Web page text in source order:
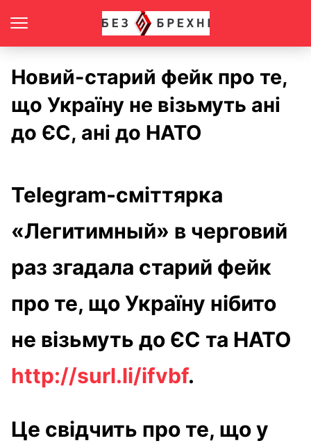
Новий-старий фейк про те,
що Україну не візьмуть ані
до ЄС, ані до НАТО
Telegram-сміттярка
«Легитимный» в черговий
раз згадала старий фейк
про те, що Україну нібито
не візьмуть до ЄС та НАТО
http://surl.li/ifvbf.
Це свідчить про те, що у